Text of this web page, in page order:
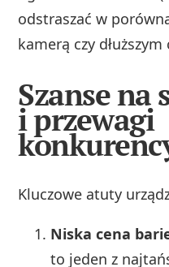
odstraszać w
kamerą czy dłuższym
Szanse na
i przewagi
Kluczowe atuty
Niska cena
to jeden z